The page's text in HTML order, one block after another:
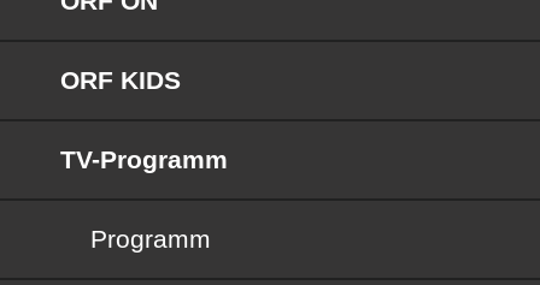
ORF KIDS
TV-Programm
Programm